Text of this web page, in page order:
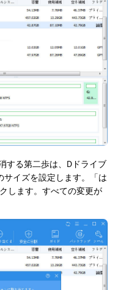
する第二歩は、Dドライブ
サイズを設定します。「は
します。すべての変更が